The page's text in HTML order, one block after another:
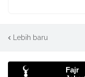
Lebih baru